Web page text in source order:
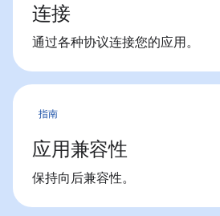
连接
通过各种协议连接您的应用。
指南
应用兼容性
保持向后兼容性。